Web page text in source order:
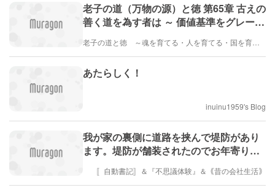
老子の道（万物の源）と徳 第65章 古えの
善く道を為す者は ～ 価値基準をグレー
波動・中性子）に移行する
あたらしく！
inuinu1959's Blog
我が家の裏側に道路を挟んで堤防があり
ます。堤防が舗装されたのでお年寄りが
ベトナム労働者がグループで走ります～
〚自動書記〛＆『不思議体験』＆｟昔の会社生活｠